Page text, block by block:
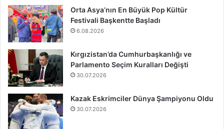
Orta Asya’nın En Büyük Pop Kültür
Festivali Başkentte Başladı
6.08.2026
Kırgızistan’da Cumhurbaşkanlığı ve
Parlamento Seçim Kuralları Değişti
30.07.2026
Kazak Eskrimciler Dünya Şampiyonu Oldu
30.07.2026